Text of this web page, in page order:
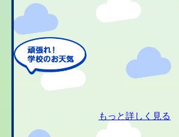
もっと詳しく見る